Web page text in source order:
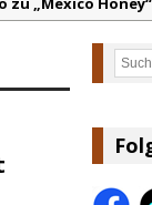
Album mit
rund 10.000